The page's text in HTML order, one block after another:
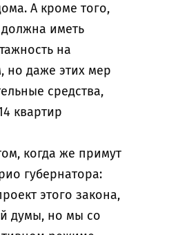
А кроме того,
должна иметь
на
но даже этих мер
средства,
квартир
когда же примут
губернатора:
этого закона,
думы, но мы со